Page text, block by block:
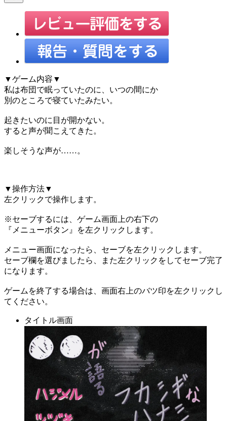
▼ゲーム内容▼
私は布団で眠っていたのに、いつの間にか
別のところで寝ていたみたい。
起きたいのに目が開かない。
すると声が聞こえてきた。
楽しそうな声が……。
▼操作方法▼
左クリックで操作します。
※セーブするには、ゲーム画面上の右下の
『メニューボタン』を左クリックします。
メニュー画面になったら、セーブを左クリックします。
セーブ欄を選びましたら、また左クリックをしてセーブ完了
になります。
ゲームを終了する場合は、画面右上のバツ印を左クリックし
てください。
タイトル画面